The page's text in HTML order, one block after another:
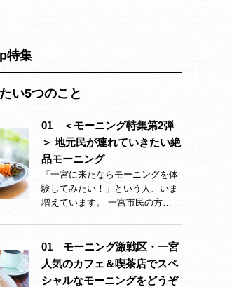
特集
い5つのこと
01 ＜モーニング特集第2弾
＞ 地元民が連れていきたい絶
品モーニング
「一宮に来たならモーニングを体
験してみたい！」という人、いま
増えています。 一宮市民の方…
01 モーニング激戦区・一宮
人気のカフェ＆喫茶店でスペ
シャルなモーニングをどうぞ